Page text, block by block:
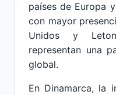
países de Europa
con mayor
Unidos y
representan una
global.
En Dinamarca, la